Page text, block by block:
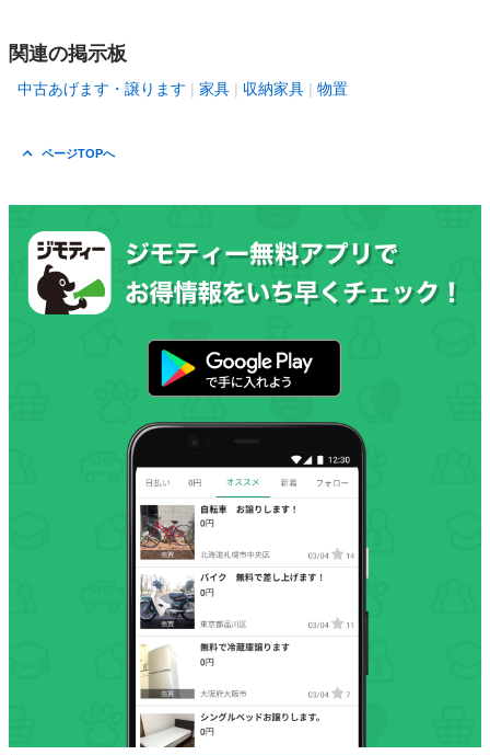
関連の掲示板
中古あげます・譲ります 家具 収納家具 物置
ページTOPへ